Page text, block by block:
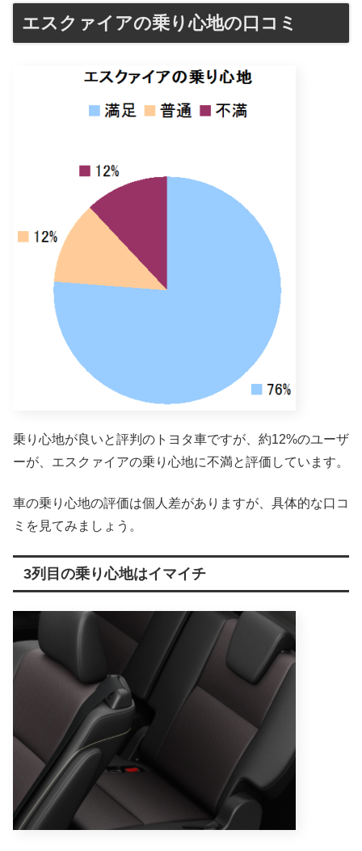
エスクァイアの乗り心地の口コミ
乗り心地が良いと評判のトヨタ車ですが、約12%のユーザ
ーが、エスクァイアの乗り心地に不満と評価しています。
車の乗り心地の評価は個人差がありますが、具体的な口コ
ミを見てみましょう。
3列目の乗り心地はイマイチ